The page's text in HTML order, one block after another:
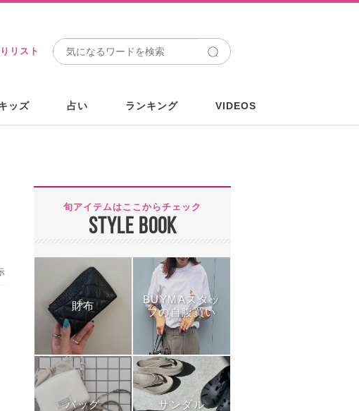
リスト
ッズ 占い ランキング VIDEOS
旬アイテムはここからチェック
STYLE BOOK
財布
BUYMAスタッ
フの自腹買い
バッグ サンダル